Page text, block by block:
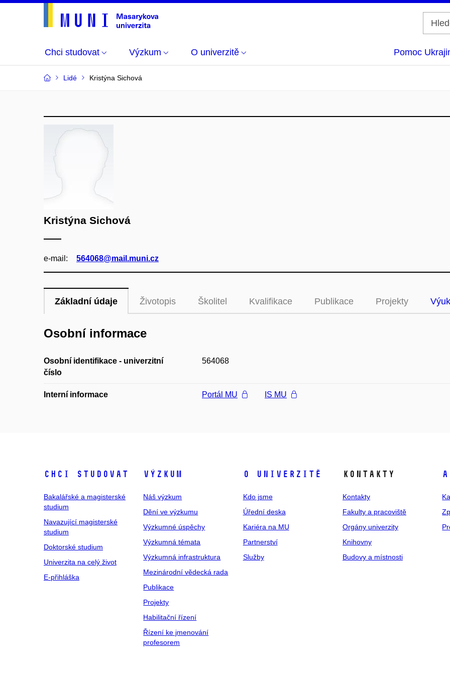
Chci studovat Výzkum O univerzitě Pomoc
Lidé Kristýna Sichová
Kristýna Sichová
e‑mail: 564068@mail.muni.cz
Základní údaje Životopis Školitel Kvalifikace Publikace Projekty
Osobní informace
Osobní identifikace - univerzitní
číslo
564068
Interní informace Portál MU IS MU
Chci studovat
Bakalářské a magisterské
studium
Navazující magisterské
studium
Doktorské studium
Univerzita na celý život
E-přihláška
Výzkum
Náš výzkum
Dění ve výzkumu
Výzkumné úspěchy
Výzkumná témata
Výzkumná infrastruktura
Mezinárodní vědecká rada
Publikace
Projekty
Habilitační řízení
Řízení ke jmenování
profesorem
O univerzitě
Kdo jsme
Úřední deska
Kariéra na MU
Partnerství
Služby
Kontakty
Kontakty
Fakulty a pracoviště
Orgány univerzity
Knihovny
Budovy a místnosti